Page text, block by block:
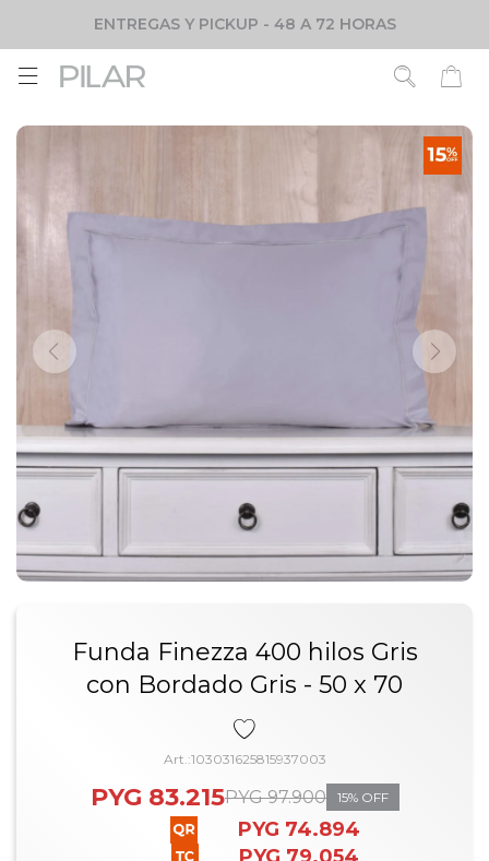
ENTREGAS Y PICKUP - 48 A 72 HORAS

Funda Finezza 400 hilos Gris
con Bordado Gris - 50 x 70
103031625815937003
PYG 83.215PYG 97.900 15
PYG 74.894